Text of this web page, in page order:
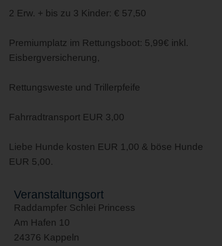
2 Erw. + bis zu 3 Kinder: € 57,50
Premiumplatz im Rettungsboot: 5,99€ inkl.
Eisbergversicherung,
Rettungsweste und Trillerpfeife
Fahrradtransport EUR 3,00
Liebe Hunde kosten EUR 1,00 & böse Hunde
EUR 5,00.
Veranstaltungsort
Raddampfer Schlei Princess
Am Hafen 10
24376 Kappeln